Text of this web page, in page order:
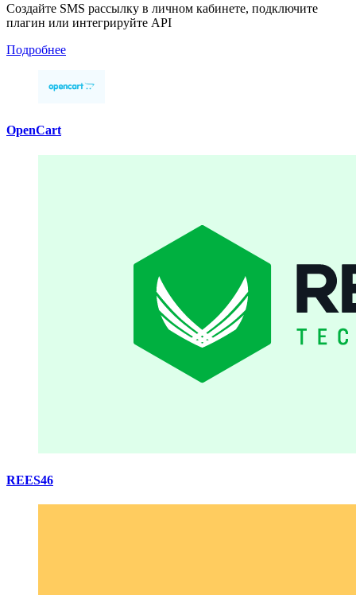
Создайте SMS рассылку в личном кабинете, подключите
плагин или интегрируйте API
Подробнее
OpenCart
REES46